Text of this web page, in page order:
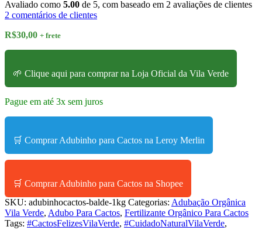
Avaliado como 5.00 de 5, com baseado em 2 avaliações de clientes
2 comentários de clientes
R$30,00 + frete
🌱 Clique aqui para comprar na Loja Oficial da Vila Verde
Pague em até 3x sem juros
🛒 Comprar Adubinho para Cactos na Leroy Merlin
🛒 Comprar Adubinho para Cactos na Shopee
SKU: adubinhocactos-balde-1kg Categorias: Adubação Orgânica
Vila Verde, Adubo Para Cactos, Fertilizante Orgânico Para Cactos
Tags: #CactosFelizesVilaVerde, #CuidadoNaturalVilaVerde,